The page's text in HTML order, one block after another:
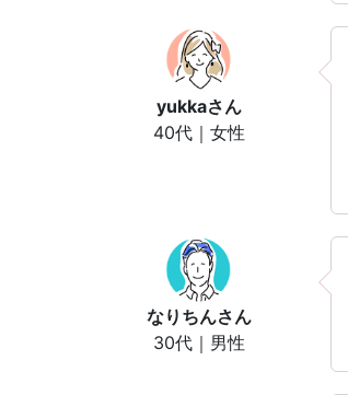
yukkaさん
40代｜女性
なりちんさん
30代｜男性